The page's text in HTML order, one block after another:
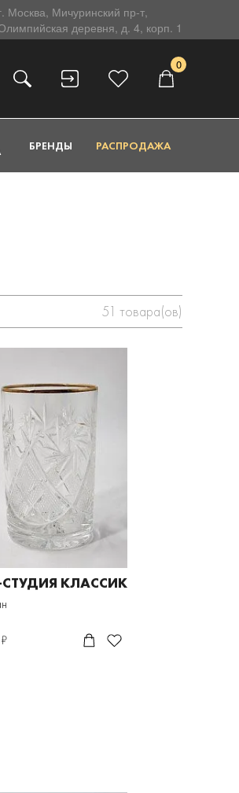
Москва, Мичуринский пр-т,
деревня, д. 4, корп. 1
0
БРЕНДЫ РАСПРОДАЖА
51 товара(ов)
КЛАССИК